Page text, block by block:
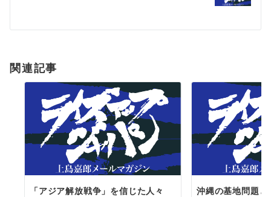
シ
ン
関連記事
「アジア解放戦争」を信じた人々 沖縄の基地問題と